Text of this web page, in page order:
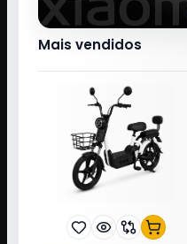
Mais vendidos